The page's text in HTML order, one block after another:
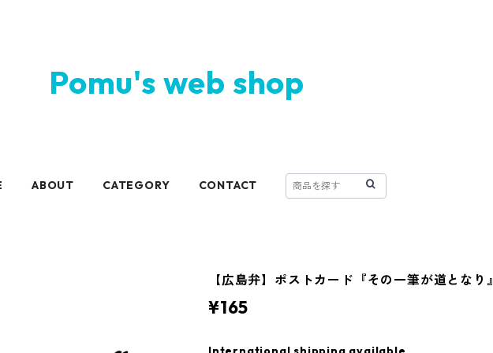
Pomu's web shop
ABOUT CATEGORY CONTACT
【広島弁】ポストカード『その一筆が道となり』
¥165